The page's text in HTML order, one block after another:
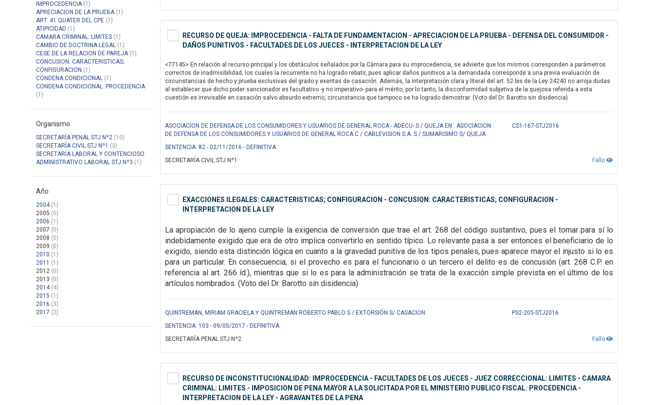
IMPROCEDENCIA(1)
APRECIACION DE LA PRUEBA(1)
ART. 41 QUATER DEL CPE (1)
ATIPICIDAD (1)
CAMARA CRIMINAL: LIMITES (1)
CAMBIO DE DOCTRINA LEGAL (1)
CESE DE LA RELACION DE PAREJA(1)
CONCUSION: CARACTERISTICAS;
CONFIGURACION (1)
CONDENA CONDICIONAL (1)
CONDENA CONDICIONAL: PROCEDENCIA
(1)
Organismo
SECRETARÍA PENAL STJ Nº2 (10)
SECRETARÍA CIVIL STJ Nº1 (3)
SECRETARÍA LABORAL Y CONTENCIOSO
ADMINISTRATIVO LABORAL STJ Nº3 (1)
Año
2004(1)
2005 (0)
2006 (1)
2007 (0)
2008 (0)
2009 (0)
2010 (1)
2011 (1)
2012 (0)
2013 (0)
2014(4)
2015 (1)
2016 (3)
2017 (2)
RECURSO DE QUEJA: IMPROCEDENCIA - FALTA DE FUNDAMENTACION - APRECIACION DE LA PRUEBA - DEFENSA DEL CONSUMIDOR -
DAÑOS PUNITIVOS - FACULTADES DE LOS JUECES - INTERPRETACION DE LA LEY
<77145> En relación al recurso principal y los obstáculos señalados por la Cámara para su improcedencia, se advierte que los mismos corresponden a parámetros
correctos de inadmisibilidad, los cuales la recurrente no ha logrado rebatir, pues aplicar daños punitivos a la demandada corresponde a una previa evaluación de
circunstancias de hecho y prueba exclusivas del grado y exentas de casación. Además, la interpretación clara y literal del art. 52 bis de la Ley 24240 no arroja dudas
al establecer que dicho poder sancionador es facultativo -y no imperativo- para el mérito, por lo tanto, la disconformidad subjetiva de la quejosa referida a esta
cuestión es irrevisable en casación salvo absurdo extremo, circunstancia que tampoco se ha logrado demostrar. (Voto del Dr. Barotto sin disidencia)
ASOCIACION DE DEFENSA DE LOS CONSUMIDORES Y USUARIOS DE GENERAL ROCA - ADECU- S / QUEJA EN : ASOCIACION
DE DEFENSA DE LOS CONSUMIDORES Y USUARIOS DE GENERAL ROCA C / CABLEVISION S.A. S / SUMARISIMO S/ QUEJA
CS1-167-STJ2016
SENTENCIA: 82 - 02/11/2016 - DEFINITIVA
Fallo
SECRETARÍA CIVIL STJ Nº1
EXACCIONES ILEGALES: CARACTERISTICAS; CONFIGURACION - CONCUSION: CARACTERISTICAS; CONFIGURACION -
INTERPRETACION DE LA LEY
La apropiación de lo ajeno cumple la exigencia de conversión que trae el art. 268 del código sustantivo, pues el tomar para sí lo
indebidamente exigido que era de otro implica convertirlo en sentido típico. Lo relevante pasa a ser entonces el beneficiario de lo
exigido, siendo esta distinción lógica en cuanto a la gravedad punitiva de los tipos penales, pues aparece mayor el injusto si lo es
para un particular. En consecuencia, si el provecho es para el funcionario o un tercero el delito es de concusión (art. 268 C.P. en
referencia al art. 266 íd.), mientras que si lo es para la administración se trata de la exacción simple prevista en el último de los
artículos nombrados. (Voto del Dr. Barotto sin disidencia)
QUINTREMAN, MIRIAM GRACIELA Y QUINTREMAN ROBERTO PABLO S / EXTORSIÓN S/ CASACION
PS2-205-STJ2016
SENTENCIA: 103 - 09/05/2017 - DEFINITIVA
Fallo
SECRETARÍA PENAL STJ Nº2
RECURSO DE INCONSTITUCIONALIDAD: IMPROCEDENCIA - FACULTADES DE LOS JUECES - JUEZ CORRECCIONAL: LIMITES - CAMARA
CRIMINAL: LIMITES - IMPOSICION DE PENA MAYOR A LA SOLICITADA POR EL MINISTERIO PUBLICO FISCAL: PROCEDENCIA -
INTERPRETACION DE LA LEY - AGRAVANTES DE LA PENA